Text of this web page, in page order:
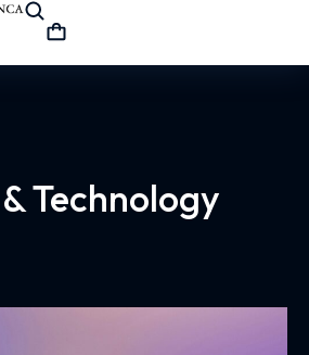
Technology